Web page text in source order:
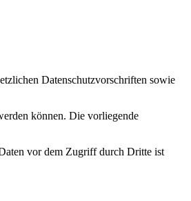
Datenschutzvorschriften sowie
können. Die vorliegende
vor dem Zugriff durch Dritte ist